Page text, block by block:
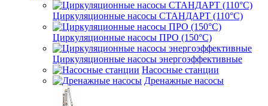
Циркуляционные насосы СТАНДАРТ (110°C)
Циркуляционные насосы ПРО (150°C)
Циркуляционные насосы энергоэффективные
Насосные станции
Дренажные насосы